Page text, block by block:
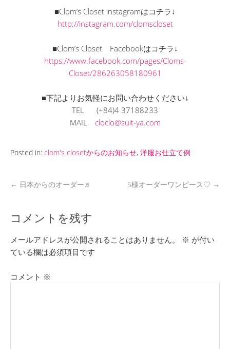
■Clom’s Closet instagramはコチラ↓
http://instagram.com/clomscloset
■Clom’s Closet Facebookはコチラ↓
https://www.facebook.com/pages/Cloms-
Closet/286263058180961
■下記よりお気軽にお問い合わせください↓
TEL (+84)4 37188233
MAIL cloclo@suit-ya.com
Posted in: clom's closetからのお知らせ, 洋服お仕立て例
← 日本からのオーダー♬ S様オーダーワンピース♡ →
コメントを残す
メールアドレスが公開されることはありません。 ※ が付い
ている欄は必須項目です
コメント ※